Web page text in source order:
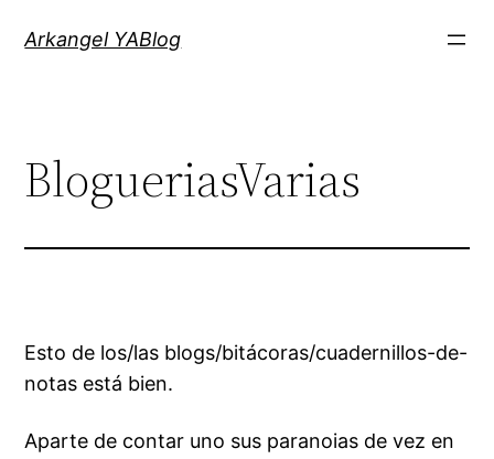
Arkangel YABlog
BlogueriasVarias
Esto de los/las blogs/bitácoras/cuadernillos-de-
notas está bien.
Aparte de contar uno sus paranoias de vez en